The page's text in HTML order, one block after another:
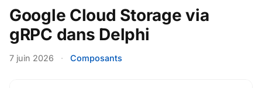
Google Cloud Storage via
gRPC dans Delphi
7 juin 2026 · Composants